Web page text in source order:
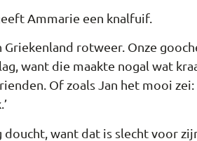
Ammarie een knalfuif.
rotweer. Onze
want die maakte nogal wat
Of zoals Jan het mooi zei:
want dat is slecht voor